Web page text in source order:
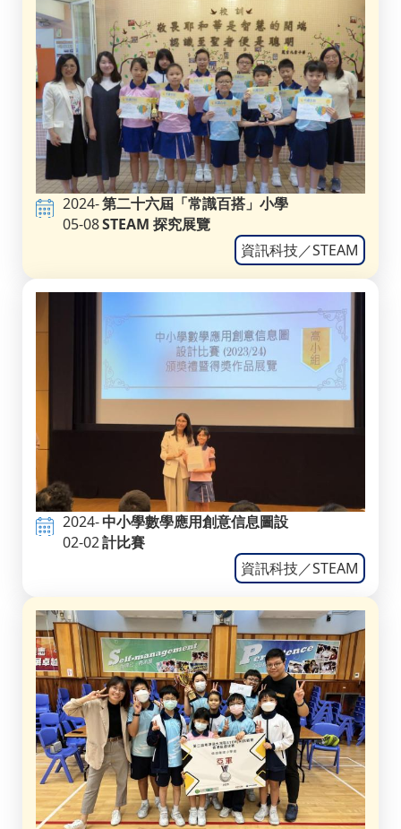
2024-
05-08
第二十六屆「常識百搭」小學
STEAM 探究展覽
資訊科技／STEAM
2024-
02-02
中小學數學應用創意信息圖設
計比賽
資訊科技／STEAM